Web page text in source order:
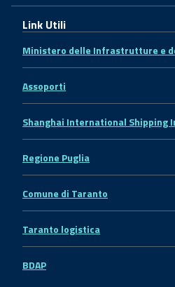
Link Utili
Ministero delle Infrastrutture e
Assoporti
Shanghai International Shipping
Regione Puglia
Comune di Taranto
Taranto logistica
BDAP